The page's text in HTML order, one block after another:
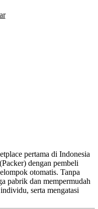
pertama di Indonesia
dengan pembeli
otomatis. Tanpa
pabrik dan mempermudah
serta mengatasi